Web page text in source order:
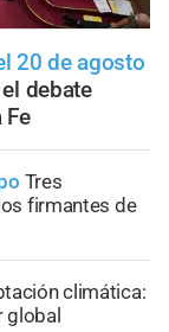
20 de agosto
debate
Tres
firmantes de
climática:
global